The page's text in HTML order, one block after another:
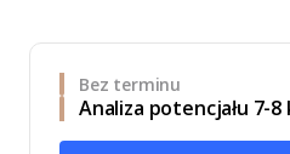
Bez terminu
Analiza potencjału 7-8